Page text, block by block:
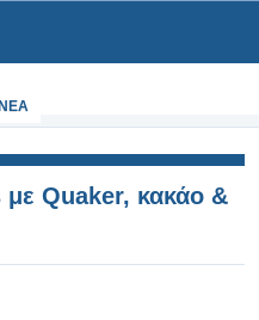
Quaker, κακάο &